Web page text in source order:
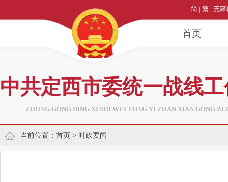
简 | 繁 | 无障
首页
中共定西市委统一战线
ZHONG GONG DING XI SHI WEI TONG YI ZHAN XIAN GONG
当前位置： 首页 > 时政要闻